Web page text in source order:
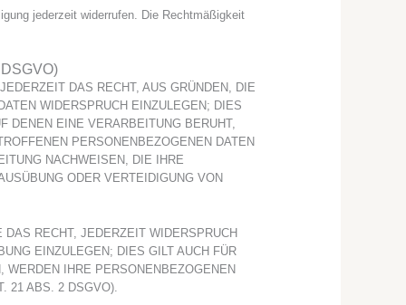
jederzeit widerrufen. Die Rechtmäßigkeit
DAS RECHT, AUS GRÜNDEN, DIE
WIDERSPRUCH EINZULEGEN; DIES
DENEN EINE VERARBEITUNG BERUHT,
PERSONENBEZOGENEN DATEN
NACHWEISEN, DIE IHRE
ODER VERTEIDIGUNG VON
RECHT, JEDERZEIT WIDERSPRUCH
EINZULEGEN; DIES GILT AUCH FÜR
IHRE PERSONENBEZOGENEN
21 ABS. 2 DSGVO).